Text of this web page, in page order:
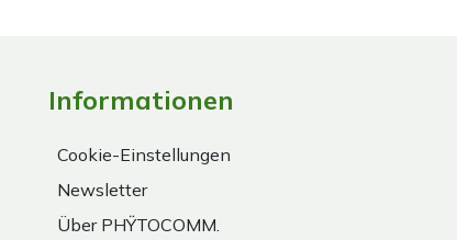
Informationen
Cookie-Einstellungen
Newsletter
Über PHŸTOCOMM.